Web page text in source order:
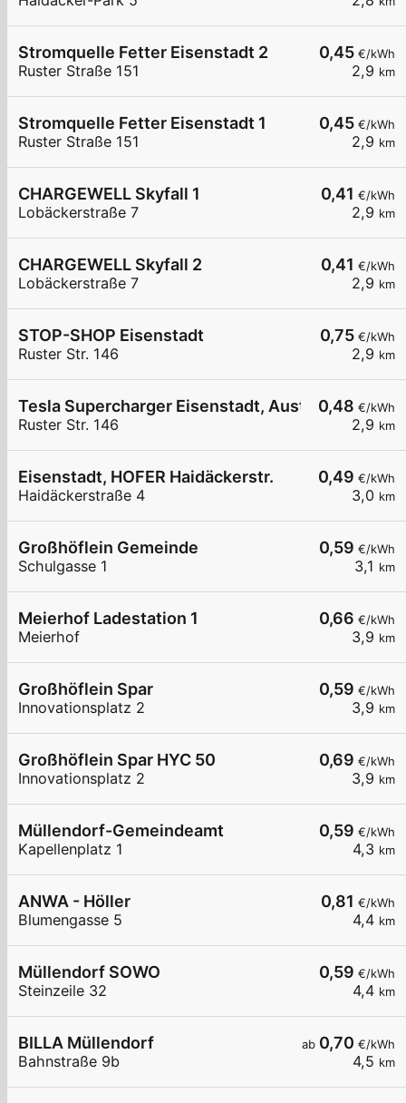
0,45 €/kWh
2,9 km
Stromquelle Fetter Eisenstadt 2
Ruster Straße 151
0,45 €/kWh
2,9 km
Stromquelle Fetter Eisenstadt 1
Ruster Straße 151
0,41 €/kWh
2,9 km
CHARGEWELL Skyfall 1
Lobäckerstraße 7
0,41 €/kWh
2,9 km
CHARGEWELL Skyfall 2
Lobäckerstraße 7
0,75 €/kWh
2,9 km
STOP-SHOP Eisenstadt
Ruster Str. 146
0,48 €/kWh
2,9 km
Tesla Supercharger Eisenstadt, Austria
Ruster Str. 146
0,49 €/kWh
3,0 km
Eisenstadt, HOFER Haidäckerstr.
Haidäckerstraße 4
0,59 €/kWh
3,1 km
Großhöflein Gemeinde
Schulgasse 1
0,66 €/kWh
3,9 km
Meierhof Ladestation 1
Meierhof
0,59 €/kWh
3,9 km
Großhöflein Spar
Innovationsplatz 2
0,69 €/kWh
3,9 km
Großhöflein Spar HYC 50
Innovationsplatz 2
0,59 €/kWh
4,3 km
Müllendorf-Gemeindeamt
Kapellenplatz 1
0,81 €/kWh
4,4 km
ANWA - Höller
Blumengasse 5
0,59 €/kWh
4,4 km
Müllendorf SOWO
Steinzeile 32
ab 0,70 €/kWh
4,5 km
BILLA Müllendorf
Bahnstraße 9b